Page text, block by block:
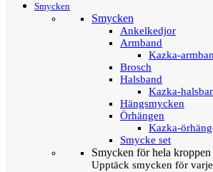
Smycken
Smycken
Ankelkedjor
Armband
Kazka-
Brosch
Halsband
Kazka-
Hängsmycken
Örhängen
Kazka-
Smycke set
Smycken för hela kroppen
Upptäck smycken för